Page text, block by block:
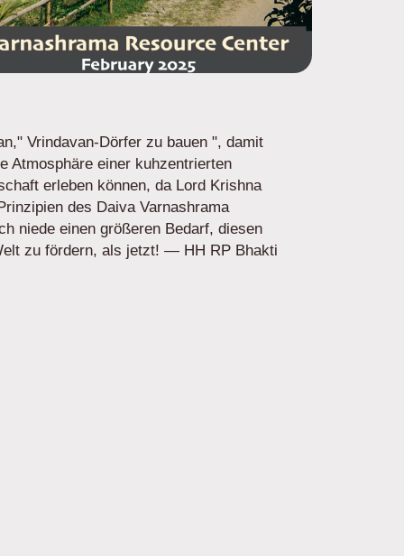
Vrindavan-Dörfer zu bauen ", damit
Atmosphäre einer kuhzentrierten
erleben können, da Lord Krishna
des Daiva Varnashrama
niede einen größeren Bedarf, diesen
zu fördern, als jetzt! ― HH RP Bhakti